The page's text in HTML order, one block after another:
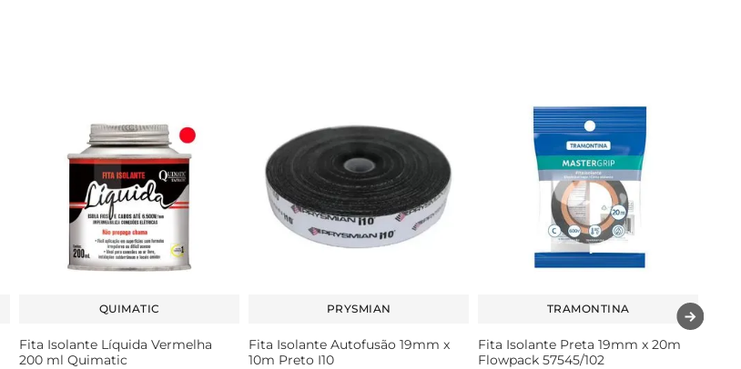
QUIMATIC
Fita Isolante Líquida Vermelha
200 ml Quimatic
PRYSMIAN
Fita Isolante Autofusão 19mm x
10m Preto I10
TRAMONTINA
Fita Isolante Preta 19mm x 20m
Flowpack 57545/102